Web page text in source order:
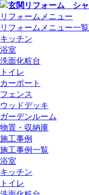
リフォームメニュー
リフォームメニュー一覧
キッチン
浴室
洗面化粧台
トイレ
カーポート
フェンス
ウッドデッキ
ガーデンルーム
物置・収納庫
施工事例
施工事例一覧
浴室
キッチン
トイレ